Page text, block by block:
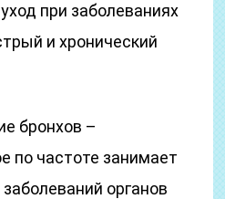
при заболеваниях
и хронический
бронхов –
по частоте занимает
органов